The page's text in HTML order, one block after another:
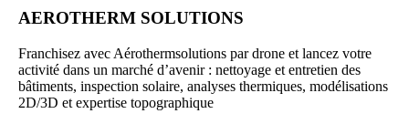
AEROTHERM SOLUTIONS
Franchisez avec Aérothermsolutions par drone et lancez votre
activité dans un marché d’avenir : nettoyage et entretien des
bâtiments, inspection solaire, analyses thermiques, modélisations
2D/3D et expertise topographique